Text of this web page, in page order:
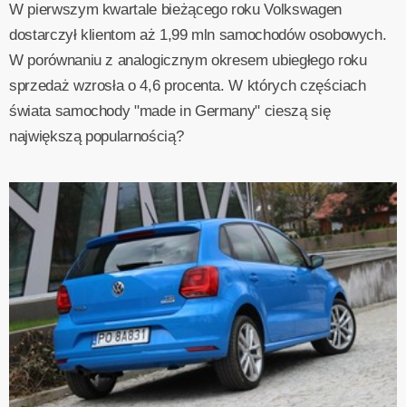
W pierwszym kwartale bieżącego roku Volkswagen
dostarczył klientom aż 1,99 mln samochodów osobowych.
W porównaniu z analogicznym okresem ubiegłego roku
sprzedaż wzrosła o 4,6 procenta. W których częściach
świata samochody "made in Germany" cieszą się
największą popularnością?